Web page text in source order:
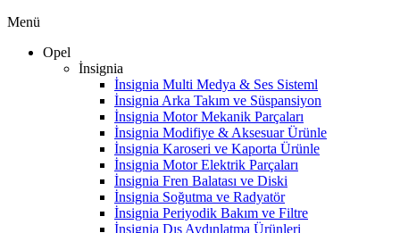
Menü
Opel
İnsignia
İnsignia Multi Medya & Ses Sisteml
İnsignia Arka Takım ve Süspansiyon
İnsignia Motor Mekanik Parçaları
İnsignia Modifiye & Aksesuar Ürünle
İnsignia Karoseri ve Kaporta Ürünle
İnsignia Motor Elektrik Parçaları
İnsignia Fren Balatası ve Diski
İnsignia Soğutma ve Radyatör
İnsignia Periyodik Bakım ve Filtre
İnsignia Dış Aydınlatma Ürünleri